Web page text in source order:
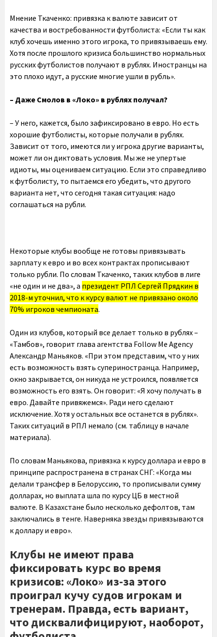
Мнение Ткаченко: привязка к валюте зависит от
качества и востребованности футболиста: «Если ты как
клуб хочешь именно этого игрока, то привязываешь ему.
Хотя после прошлого кризиса большинство нормальных
русских футболистов получают в рублях. Иностранцы на
это плохо идут, а русские многие ушли в рубль».
– Даже Смолов в «Локо» в рублях получал?
– У него, кажется, было зафиксировано в евро. Но есть
хорошие футболисты, которые получали в рублях.
Зависит от того, имеются ли у игрока другие варианты,
может ли он диктовать условия. Мы же не упертые
идиоты, мы оцениваем ситуацию. Если это справедливо
к футболисту, то пытаемся его убедить, что другого
варианта нет, что сегодня такая ситуация: надо
соглашаться на рубли.
Некоторые клубы вообще не готовы привязывать
зарплату к евро и во всех контрактах прописывают
только рубли. По словам Ткаченко, таких клубов в лиге
«не один и не два», а президент РПЛ Сергей Прядкин в
2018-м уточнил, что к курсу валют не привязано около
70% игроков чемпионата.
Один из клубов, который все делает только в рублях –
«Тамбов», говорит глава агентства Follow Me Agency
Александр Маньяков. «При этом представим, что у них
есть возможность взять супериностранца. Например,
окно закрывается, он никуда не устроился, появляется
возможность его взять. Он говорит: «Я хочу получать в
евро. Давайте привяжемся». Ради него сделают
исключение. Хотя у остальных все останется в рублях».
Таких ситуаций в РПЛ немало (см. таблицу в начале
материала).
По словам Маньякова, привязка к курсу доллара и евро в
принципе распространена в странах СНГ: «Когда мы
делали трансфер в Белоруссию, то прописывали сумму
долларах, но выплата шла по курсу ЦБ в местной
валюте. В Казахстане было несколько дефолтов, там
заключались в тенге. Наверняка звезды привязываются
к доллару и евро».
Клубы не имеют права
фиксировать курс во время
кризисов: «Локо» из-за этого
проиграл кучу судов игрокам и
тренерам. Правда, есть вариант,
что дисквалифицируют, наоборот,